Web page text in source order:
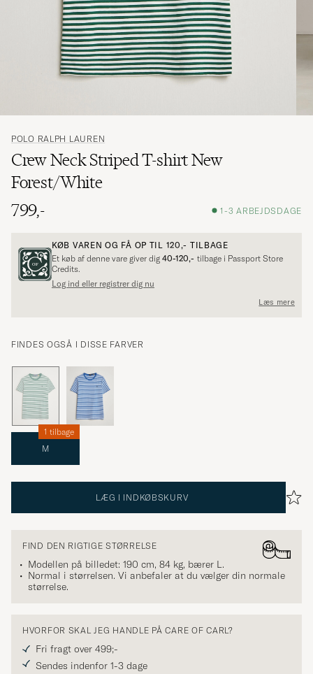
POLO RALPH LAUREN
Crew Neck Striped T-shirt New
Forest/White
799,-
1-3 ARBEJDSDAGE
KØB VAREN OG FÅ OP TIL 120,- TILBAGE
Et køb af denne vare giver dig 40-120,- tilbage i Passport Store
Credits.
Log ind eller registrer dig nu
Læs mere
FINDES OGSÅ I DISSE FARVER
M
1 tilbage
LÆG I INDKØBSKURV
FIND DEN RIGTIGE STØRRELSE
Modellen på billedet: 190 cm, 84 kg, bærer L.
Normal i størrelsen. Vi anbefaler at du vælger din normale
størrelse.
HVORFOR SKAL JEG HANDLE PÅ CARE OF CARL?
Fri fragt over 499;-
Sendes indenfor 1-3 dage